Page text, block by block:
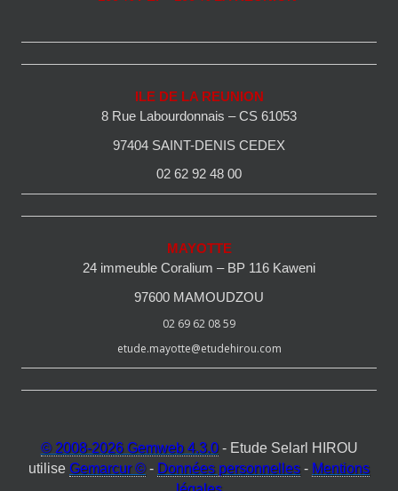
ILE DE LA REUNION
8 Rue Labourdonnais – CS 61053
97404 SAINT-DENIS CEDEX
02 62 92 48 00
MAYOTTE
24 immeuble Coralium – BP 116 Kaweni
97600 MAMOUDZOU
02 69 62 08 59
etude.mayotte@etudehirou.com
© 2008-2026 Gemweb 4.3.0- Etude Selarl HIROU
utilise Gemarcur © - Données personnelles - Mentions